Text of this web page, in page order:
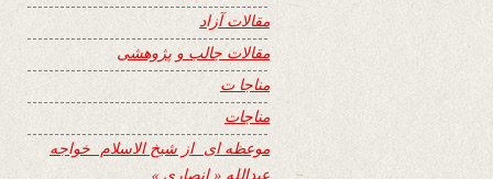
مقالات آزاد
مقالات جالب و پژوهشی
مناجا ت
مناجات
موعظه ای از شیخ الاسلام خواجه
عبدالله « انصاری »